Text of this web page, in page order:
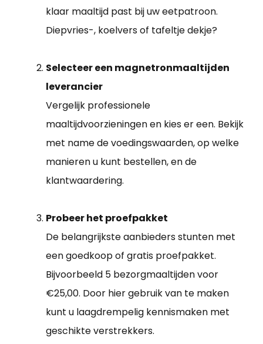
klaar maaltijd past bij uw eetpatroon.
Diepvries-, koelvers of tafeltje dekje?
Selecteer een magnetronmaaltijden
leverancier
Vergelijk professionele
maaltijdvoorzieningen en kies er een. Bekijk
met name de voedingswaarden, op welke
manieren u kunt bestellen, en de
klantwaardering.
Probeer het proefpakket
De belangrijkste aanbieders stunten met
een goedkoop of gratis proefpakket.
Bijvoorbeeld 5 bezorgmaaltijden voor
€25,00. Door hier gebruik van te maken
kunt u laagdrempelig kennismaken met
geschikte verstrekkers.